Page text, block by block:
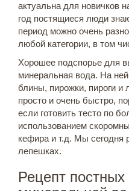
актуальна для новичков
год постящиеся люди
период можно очень
любой категории, в том
Хорошее подспорье для
минеральная вода. На
блины, пирожки, пироги и
просто и очень быстро,
если готовить тесто по
использованием
кефира и т.д. Мы сегодня
лепешках.
Рецепт